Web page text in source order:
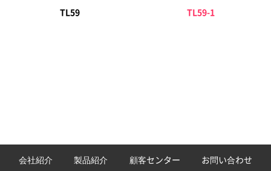
TL59 TL59-1
会社紹介 製品紹介 顧客センター お問い合わせ